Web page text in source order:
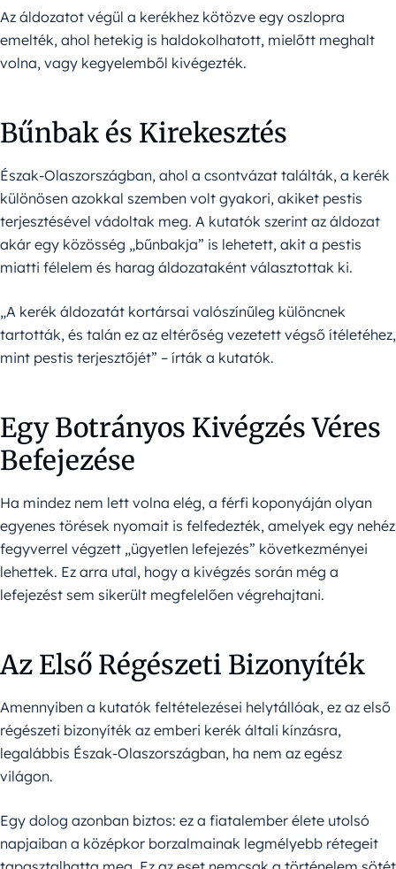
Az áldozatot végül a kerékhez kötözve egy oszlopra
emelték, ahol hetekig is haldokolhatott, mielőtt meghalt
volna, vagy kegyelemből kivégezték.
Bűnbak és Kirekesztés
Észak-Olaszországban, ahol a csontvázat találták, a kerék
különösen azokkal szemben volt gyakori, akiket pestis
terjesztésével vádoltak meg. A kutatók szerint az áldozat
akár egy közösség „bűnbakja” is lehetett, akit a pestis
miatti félelem és harag áldozataként választottak ki.
„A kerék áldozatát kortársai valószínűleg különcnek
tartották, és talán ez az eltérőség vezetett végső ítéletéhez,
mint pestis terjesztőjét” – írták a kutatók.
Egy Botrányos Kivégzés Véres
Befejezése
Ha mindez nem lett volna elég, a férfi koponyáján olyan
egyenes törések nyomait is felfedezték, amelyek egy nehéz
fegyverrel végzett „ügyetlen lefejezés” következményei
lehettek. Ez arra utal, hogy a kivégzés során még a
lefejezést sem sikerült megfelelően végrehajtani.
Az Első Régészeti Bizonyíték
Amennyiben a kutatók feltételezései helytállóak, ez az első
régészeti bizonyíték az emberi kerék általi kínzásra,
legalábbis Észak-Olaszországban, ha nem az egész
világon.
Egy dolog azonban biztos: ez a fiatalember élete utolsó
napjaiban a középkor borzalmainak legmélyebb rétegeit